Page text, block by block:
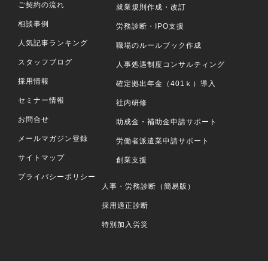
ご契約の流れ
相談事例
人気記事ランキング
スタッフブログ
採用情報
セミナー情報
お問合せ
メールマガジン登録
サイトマップ
プライバシーポリシー
就業規則作成・改訂
労務診断・IPO支援
職場のルールブック作成
人事処遇制度コンサルティング
確定拠出年金（401ｋ）導入
社内研修
助成金・補助金申請サポート
労働者派遣業申請サポート
創業支援
人事・労務診断（簡易版）
採用適正診断
特別加入労災